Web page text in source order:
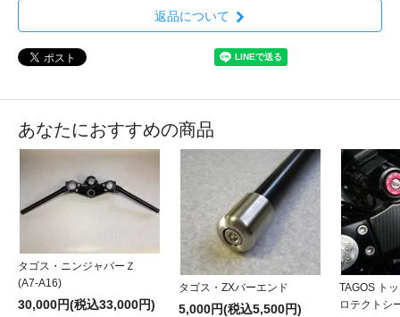
返品について
あなたにおすすめの商品
タゴス・ニンジャバーＺ
(A7-A16)
30,000円(税込33,000円)
タゴス・ZXバーエンド
5,000円(税込5,500円)
TAGOS ト
ロテクトシ